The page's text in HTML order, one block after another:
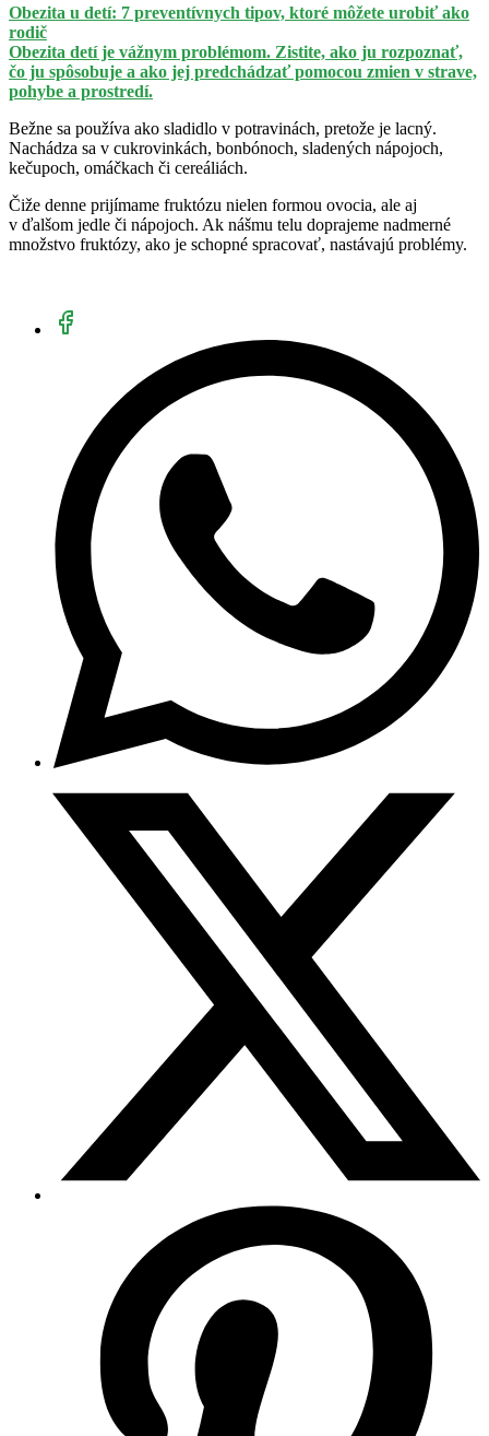
Obezita u detí: 7 preventívnych tipov, ktoré môžete urobiť ako
rodič
Obezita detí je vážnym problémom. Zistite, ako ju rozpoznať,
čo ju spôsobuje a ako jej predchádzať pomocou zmien v strave,
pohybe a prostredí.
Bežne sa používa ako sladidlo v potravinách, pretože je lacný.
Nachádza sa v cukrovinkách, bonbónoch, sladených nápojoch,
kečupoch, omáčkach či cereáliách.
Čiže denne prijímame fruktózu nielen formou ovocia, ale aj
v ďalšom jedle či nápojoch. Ak nášmu telu doprajeme nadmerné
množstvo fruktózy, ako je schopné spracovať, nastávajú problémy.